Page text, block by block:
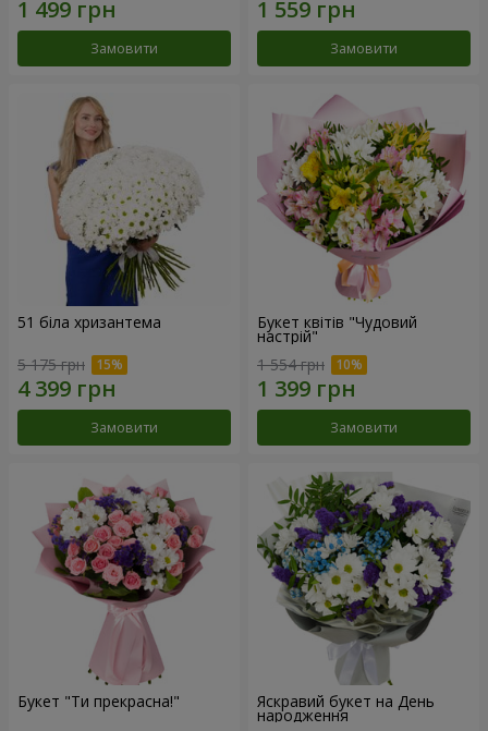
Замовити Замовити
51 біла хризантема
5 175 грн
Замовити
Букет квітів "Чудовий
настрій"
1 554 грн
Замовити
Букет "Ти прекрасна!" Яскравий букет на День
народження